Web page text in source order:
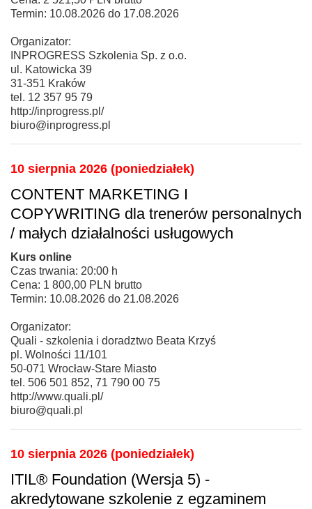
Termin: 10.08.2026 do 17.08.2026
Organizator:
INPROGRESS Szkolenia Sp. z o.o.
ul. Katowicka 39
31-351 Kraków
tel. 12 357 95 79
http://inprogress.pl/
biuro@inprogress.pl
10 sierpnia 2026 (poniedziałek)
CONTENT MARKETING I
COPYWRITING dla trenerów personalnych
/ małych działalności usługowych
Kurs online
Czas trwania: 20:00 h
Cena: 1 800,00 PLN brutto
Termin: 10.08.2026 do 21.08.2026
Organizator:
Quali - szkolenia i doradztwo Beata Krzyś
pl. Wolności 11/101
50-071 Wrocław-Stare Miasto
tel. 506 501 852, 71 790 00 75
http://www.quali.pl/
biuro@quali.pl
10 sierpnia 2026 (poniedziałek)
ITIL® Foundation (Wersja 5) -
akredytowane szkolenie z egzaminem